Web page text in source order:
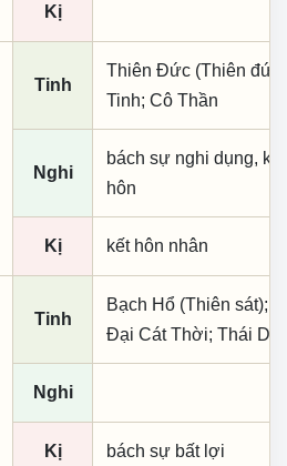
Kị
Tinh
Thiên Đức (Thiên
Tinh; Cô Thần
Nghi
bách sự nghi dụng, kì
hôn
Kị kết hôn nhân
Tinh
Bạch Hổ (Thiên sát);
Đại Cát Thời; Thái
Nghi
Kị bách sự bất lợi